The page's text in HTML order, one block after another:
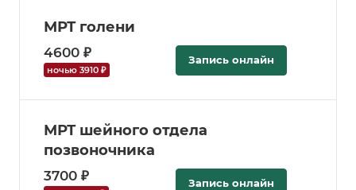
МРТ голени
4600 ₽
ночью 3910 ₽
Запись онлайн
МРТ шейного отдела
позвоночника
3700 ₽ Запись онлайн